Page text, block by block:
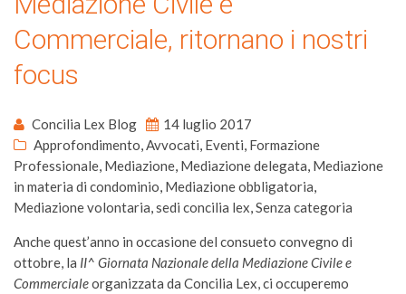
Commerciale, ritornano i nostri
focus
Concilia Lex Blog
14 luglio 2017
Approfondimento,Avvocati, Eventi, Formazione
Professionale, Mediazione, Mediazione delegata, Mediazione
in materia di condominio, Mediazione obbligatoria,
Mediazione volontaria,sedi concilia lex,Senza categoria
Anche quest’anno in occasione del consueto convegno di
ottobre, la II^ Giornata Nazionale della Mediazione Civile e
Commercialeorganizzata da Concilia Lex, ci occuperemo